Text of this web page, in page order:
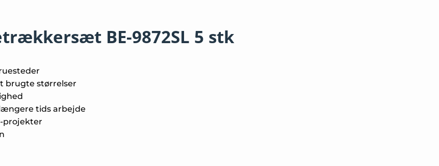
BE-9872SL 5 stk
brugte størrelser
tids arbejde
projekter